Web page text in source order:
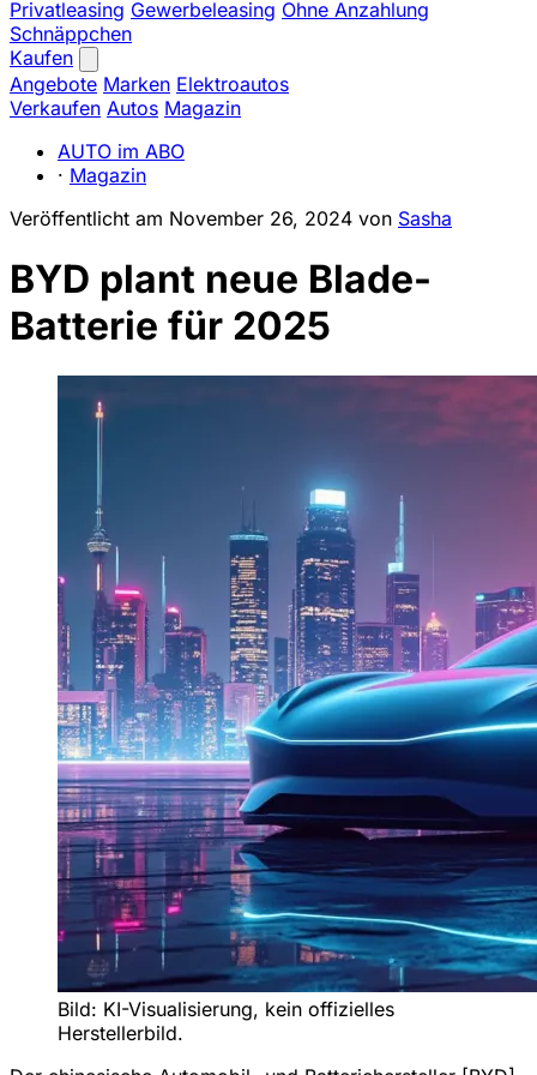
Privatleasing Gewerbeleasing Ohne Anzahlung
Schnäppchen
Kaufen
Angebote Marken Elektroautos
Verkaufen Autos Magazin
AUTO im ABO
· Magazin
Veröffentlicht am November 26, 2024 von Sasha
BYD plant neue Blade-
Batterie für 2025
Bild: KI-Visualisierung, kein offizielles
Herstellerbild.